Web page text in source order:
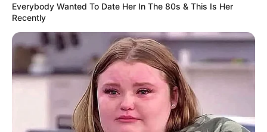
Everybody Wanted To Date Her In The 80s & This Is Her
Recently